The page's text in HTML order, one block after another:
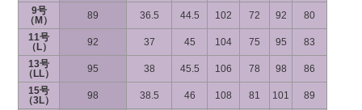
9号
（M）
89 36.5 44.5 102 72 92
80
11号
（L）
92 37 45 104 75 95
83
13号
（LL）
95 38 45.5 106 78 98
86
15号
（3L）
98 38.5 46 108 81 101
89